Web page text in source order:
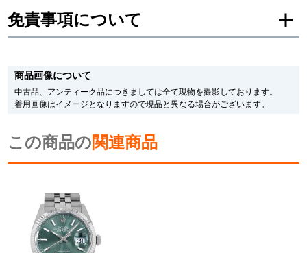
新宿店
GINZA RASIN公式ブログ
WEBマガジン
商品画像について
中古品、アンティーク品につきましては全て現物を撮影しております。
着用画像はイメージとなりますので現品と異なる場合がございます。
この商品の関連商品
免責事項について
メーカー保護シールの有無に個体差がございますのでご了承下さいませ。
また、メーカーにてマイナーチェンジがなされる場合がございますが、在庫品
の仕様で販売させていただきますので予めご了承の程お願いいたします。
尚、中古品、アンティーク品につきましては現品を撮影しております。
ます。
の掲載を控えております。
※当店では店頭販売も行っております為、サイトでのご注文と店頭処理との時
間差で在庫切れになる場合がございます。
予めご了承くださいませ。
また、ご来店にてご購入を希望される場合にも、事前に在庫の確認をお電話か
メールにてお問い合わせいただけますようお願いいたします。